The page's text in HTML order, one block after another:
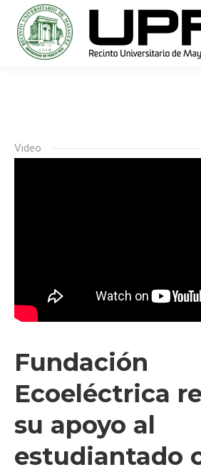
Video
Fundación
Ecoeléctrica
su apoyo al
estudiantado